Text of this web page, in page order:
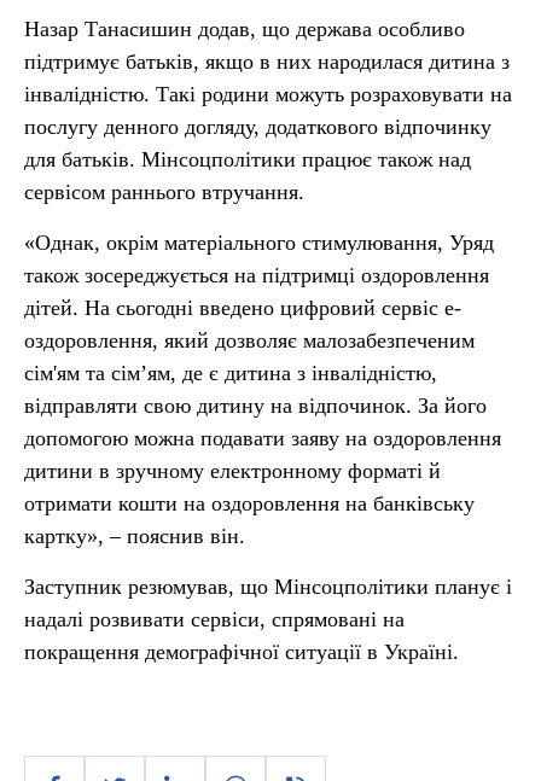
Назар Танасишин додав, що держава особливо
підтримує батьків, якщо в них народилася дитина з
інвалідністю. Такі родини можуть розраховувати на
послугу денного догляду, додаткового відпочинку
для батьків. Мінсоцполітики працює також над
сервісом раннього втручання.
«Однак, окрім матеріального стимулювання, Уряд
також зосереджується на підтримці оздоровлення
дітей. На сьогодні введено цифровий сервіс е-
оздоровлення, який дозволяє малозабезпеченим
сім'ям та сім’ям, де є дитина з інвалідністю,
відправляти свою дитину на відпочинок. За його
допомогою можна подавати заяву на оздоровлення
дитини в зручному електронному форматі й
отримати кошти на оздоровлення на банківську
картку», – пояснив він.
Заступник резюмував, що Мінсоцполітики планує і
надалі розвивати сервіси, спрямовані на
покращення демографічної ситуації в Україні.